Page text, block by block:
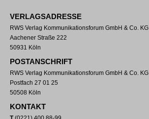
VERLAGSADRESSE
RWS Verlag Kommunikationsforum GmbH & Co. KG
Aachener Straße 222
50931 Köln
POSTANSCHRIFT
RWS Verlag Kommunikationsforum GmbH & Co. KG
Postfach 27 01 25
50508 Köln
KONTAKT